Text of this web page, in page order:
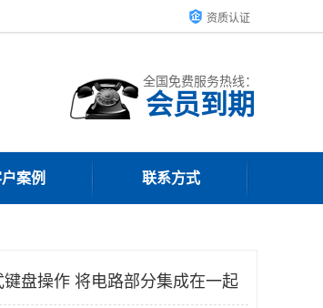
资质认证
全国免费服务热线：
会员到期
案例 联系方式
盘操作 将电路部分集成在一起